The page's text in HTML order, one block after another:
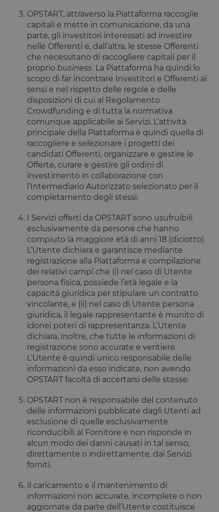
OPSTART, attraverso la Piattaforma raccoglie
capitali e mette in comunicazione, da una
parte, gli investitori interessati ad investire
nelle Offerenti e, dall’altra, le stesse Offerenti
che necessitano di raccogliere capitali per il
proprio business. La Piattaforma ha quindi lo
scopo di far incontrare Investitori e Offerenti ai
sensi e nel rispetto delle regole e delle
disposizioni di cui al Regolamento
Crowdfunding e di tutta la normativa
comunque applicabile ai Servizi. L’attività
principale della Piattaforma è quindi quella di
raccogliere e selezionare i progetti dei
candidati Offerenti, organizzare e gestire le
Offerte, curare e gestire gli ordini di
investimento in collaborazione con
l’Intermediario Autorizzato selezionato per il
completamento degli stessi.
I Servizi offerti da OPSTART sono usufruibili
esclusivamente da persone che hanno
compiuto la maggiore età di anni 18 (diciotto).
L’Utente dichiara e garantisce mediante
registrazione alla Piattaforma e compilazione
dei relativi campi che (i) nel caso di Utente
persona fisica, possiede l’età legale e la
capacità giuridica per stipulare un contratto
vincolante, e (ii) nel caso di Utente persona
giuridica, il legale rappresentante è munito di
idonei poteri di rappresentanza. L’Utente
dichiara, inoltre, che tutte le informazioni di
registrazione sono accurate e veritiere.
L’Utente è quindi unico responsabile delle
informazioni da esso indicate, non avendo
OPSTART facoltà di accertarsi delle stesse.
OPSTART non è responsabile del contenuto
delle informazioni pubblicate dagli Utenti ad
esclusione di quelle esclusivamente
riconducibili al Fornitore e non risponde in
alcun modo dei danni causati in tal senso,
direttamente o indirettamente, dai Servizi
forniti.
Il caricamento e il mantenimento di
informazioni non accurate, incomplete o non
aggiornate da parte dell’Utente costituisce